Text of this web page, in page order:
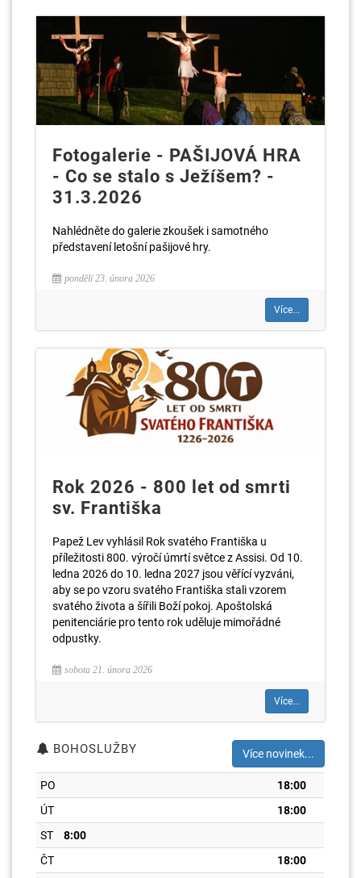
Fotogalerie - PAŠIJOVÁ HRA
- Co se stalo s Ježíšem? -
31.3.2026
Nahlédněte do galerie zkoušek i samotného
představení letošní pašijové hry.
pondělí 23. února 2026
Více...
Rok 2026 - 800 let od smrti
sv. Františka
Papež Lev vyhlásil Rok svatého Františka u
příležitosti 800. výročí úmrtí světce z Assisi. Od 10.
ledna 2026 do 10. ledna 2027 jsou věřící vyzváni,
aby se po vzoru svatého Františka stali vzorem
svatého života a šířili Boží pokoj. Apoštolská
penitenciárie pro tento rok uděluje mimořádné
odpustky.
sobota 21. února 2026
Více...
Více novinek...
BOHOSLUŽBY
PO
18:00
ÚT
18:00
ST
8:00
ČT
18:00